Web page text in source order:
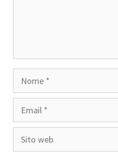
Nome
Email
Sito
web